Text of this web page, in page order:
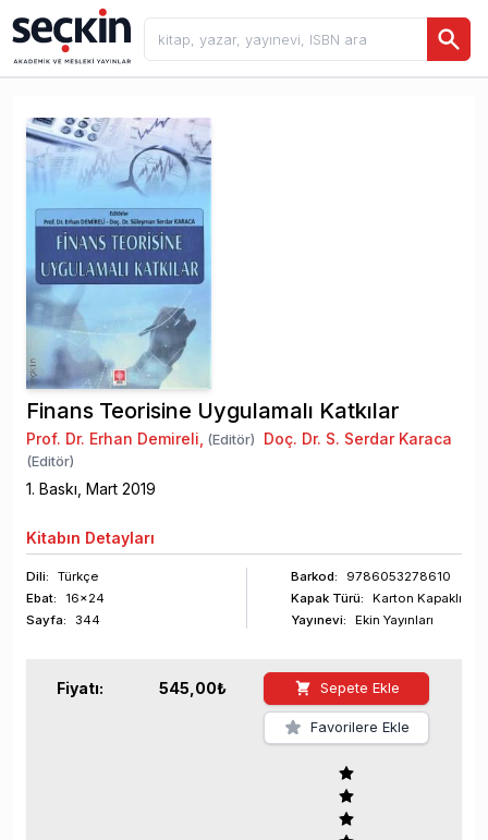
Finans Teorisine Uygulamalı Katkılar
Prof. Dr. Erhan Demireli, (Editör) Doç. Dr. S. Serdar Karaca
(Editör)
1. Baskı, Mart 2019
Kitabın Detayları
Dili:
Türkçe
Ebat:
16x24
Sayfa: 344
Barkod:
9786053278610
Kapak Türü:
Karton Kapaklı
Yayınevi:
Ekin Yayınları
Fiyatı: 545,00₺ Sepete Ekle
Favorilere Ekle